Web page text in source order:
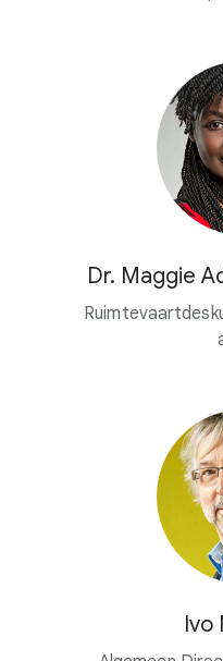
Dr. Maggie
Ivo